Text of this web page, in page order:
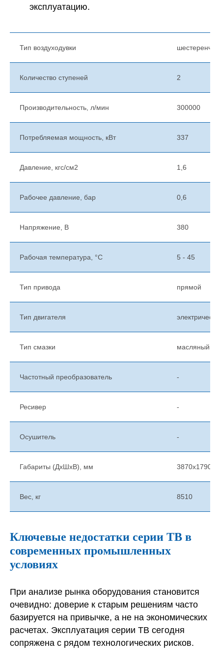
эксплуатацию.
Тип воздуходувки
Количество ступеней 2
Производительность, л/мин 300000
Потребляемая мощность, кВт 337
Давление, кгс/см2 1,6
Рабочее давление, бар 0,6
Напряжение, В 380
Рабочая температура, °C 5 - 45
Тип привода прямой
Тип двигателя
Тип смазки масляный
Частотный преобразователь -
Ресивер -
Осушитель -
Габариты (ДхШхВ), мм
Вес, кг 8510
Ключевые недостатки серии ТВ в
современных промышленных
условиях
При анализе рынка оборудования становится
очевидно: доверие к старым решениям часто
базируется на привычке, а не на экономических
расчетах. Эксплуатация серии ТВ сегодня
сопряжена с рядом технологических рисков.